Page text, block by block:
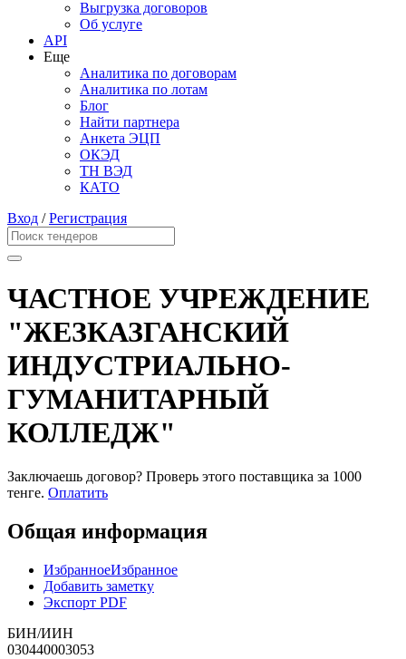
Выгрузка договоров
Об услуге
API
Еще
Аналитика по договорам
Аналитика по лотам
Блог
Найти партнера
Анкета ЭЦП
ОКЭД
ТН ВЭД
КАТО
Вход /Регистрация
ЧАСТНОЕ УЧРЕЖДЕНИЕ
"ЖЕЗКАЗГАНСКИЙ
ИНДУСТРИАЛЬНО-
ГУМАНИТАРНЫЙ
КОЛЛЕДЖ"
Заключаешь договор? Проверь этого поставщика за 1000
тенге. Оплатить
Общая информация
ИзбранноеИзбранное
Добавить заметку
Экспорт PDF
БИН/ИИН
030440003053